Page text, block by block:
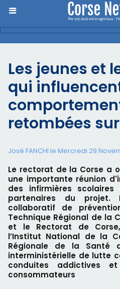
Les jeunes et
qui
retombées
José FANCHI le Mercredi 29
Le rectorat de la Corse a
une importante réunion
des infirmières
partenaires du projet.
collaboratif de
Technique Régional de la
et le Rectorat de
l’Institut National de la
Régionale de la Santé
interministérielle de lutte
conduites addictives
consommateurs